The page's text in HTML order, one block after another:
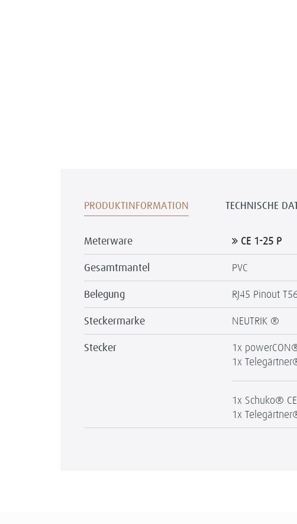
PRODUKTINFORMATION TECHNISCHE
Meterware CE 1-25 P
Gesamtmantel PVC
Belegung RJ45 Pinout
Steckermarke NEUTRIK ®
Stecker
1x
1x
1x Schuko®
1x